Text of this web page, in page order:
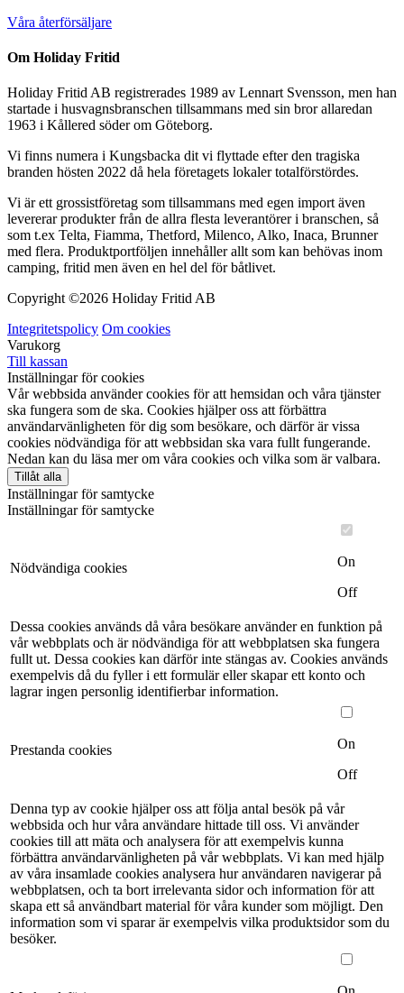
Våra återförsäljare
Om Holiday Fritid
Holiday Fritid AB registrerades 1989 av Lennart Svensson, men han
startade i husvagnsbranschen tillsammans med sin bror allaredan
1963 i Kållered söder om Göteborg.
Vi finns numera i Kungsbacka dit vi flyttade efter den tragiska
branden hösten 2022 då hela företagets lokaler totalförstördes.
Vi är ett grossistföretag som tillsammans med egen import även
levererar produkter från de allra flesta leverantörer i branschen, så
som t.ex Telta, Fiamma, Thetford, Milenco, Alko, Inaca, Brunner
med flera. Produktportföljen innehåller allt som kan behövas inom
camping, fritid men även en hel del för båtlivet.
Copyright ©2026 Holiday Fritid AB
Integritetspolicy Om cookies
Varukorg
Till kassan
Inställningar för cookies
Vår webbsida använder cookies för att hemsidan och våra tjänster
ska fungera som de ska. Cookies hjälper oss att förbättra
användarvänligheten för dig som besökare, och därför är vissa
cookies nödvändiga för att webbsidan ska vara fullt fungerande.
Nedan kan du läsa mer om våra cookies och vilka som är valbara.
Tillåt alla
Inställningar för samtycke
Inställningar för samtycke
Nödvändiga cookies
On
Off
Dessa cookies används då våra besökare använder en funktion på
vår webbplats och är nödvändiga för att webbplatsen ska fungera
fullt ut. Dessa cookies kan därför inte stängas av. Cookies används
exempelvis då du fyller i ett formulär eller skapar ett konto och
lagrar ingen personlig identifierbar information.
Prestanda cookies
On
Off
Denna typ av cookie hjälper oss att följa antal besök på vår
webbsida och hur våra användare hittade till oss. Vi använder
cookies till att mäta och analysera för att exempelvis kunna
förbättra användarvänligheten på vår webbplats. Vi kan med hjälp
av våra insamlade cookies analysera hur användaren navigerar på
webbplatsen, och ta bort irrelevanta sidor och information för att
skapa ett så användbart material för våra kunder som möjligt. Den
information som vi sparar är exempelvis vilka produktsidor som du
besöker.